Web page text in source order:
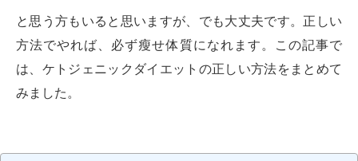
と思う方もいると思いますが、でも大丈夫です。正しい
方法でやれば、必ず瘦せ体質になれます。この記事で
は、ケトジェニックダイエットの正しい方法をまとめて
みました。